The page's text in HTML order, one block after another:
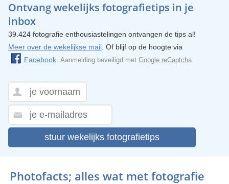
Ontvang wekelijks fotografietips in je
inbox
39.424 fotografie enthousiastelingen ontvangen de tips al!
Meer over de wekelijkse mail. Of blijf op de hoogte via
Facebook. Aanmelding beveiligd met Google reCaptcha.
stuur wekelijks fotografietips
Photofacts; alles wat met fotografie